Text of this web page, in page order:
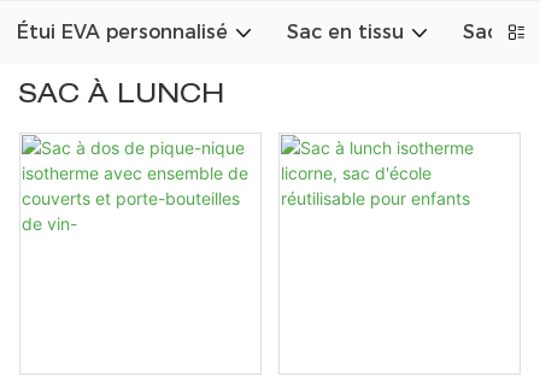
Étui EVA personnalisé Sac en tissu Sac en
SAC À LUNCH